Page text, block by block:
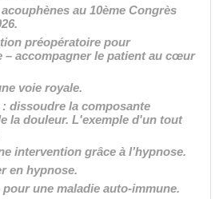
au 10ème Congrès
préopératoire pour
– accompagner le patient au cœur
voie royale.
dissoudre la composante
la douleur. L'exemple d'un tout
intervention grâce à l’hypnose.
en hypnose.
une maladie auto-immune.